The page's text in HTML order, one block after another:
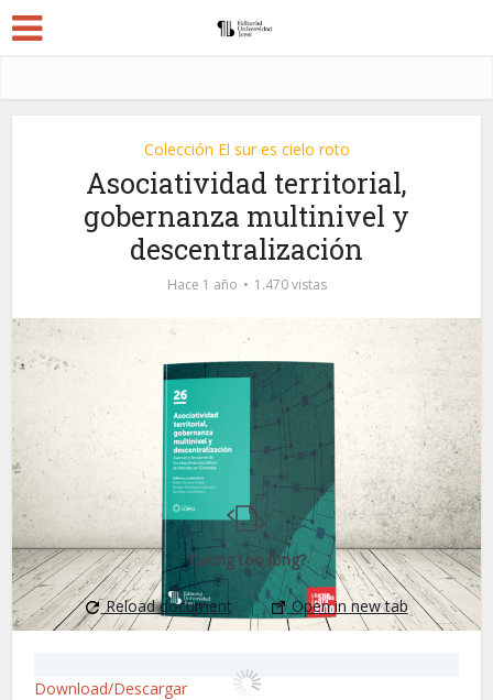
Colección El sur es cielo roto
Asociatividad territorial,
gobernanza multinivel y
descentralización
Hace 1 año 1.470 vistas
Taking too long?
Reload document | Open in new tab
Download/Descargar